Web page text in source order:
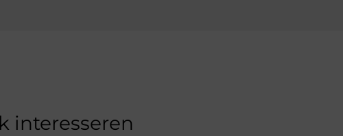
interesseren